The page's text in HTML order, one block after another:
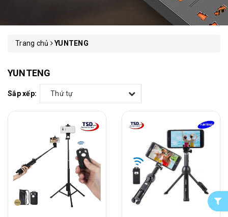
Trang chủ YUNTENG
YUNTENG
Sắp xếp: Thứ tự